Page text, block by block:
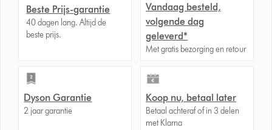
Beste Prijs-garantie
40 dagen lang. Altijd de
beste prijs.
Vandaag besteld,
volgende dag
geleverd*
Met gratis bezorging en retour
Dyson Garantie
2 jaar garantie
Koop nu, betaal later
Betaal achteraf of in 3 delen
met Klarna